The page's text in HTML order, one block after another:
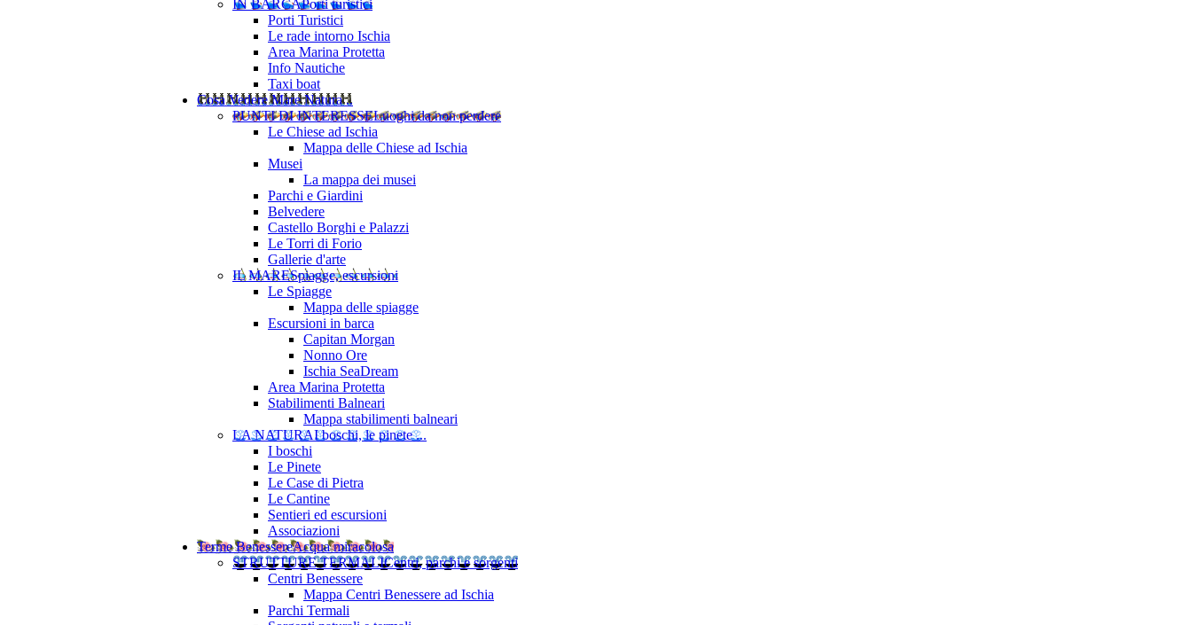
IN BARCAPorti turistici
Porti Turistici
Le rade intorno Ischia
Area Marina Protetta
Info Nautiche
Taxi boat
Cosa VedereMare Natura ..
PUNTI DI INTERESSELuoghi da non perdere
Le Chiese ad Ischia
Mappa delle Chiese ad Ischia
Musei
La mappa dei musei
Parchi e Giardini
Belvedere
Castello Borghi e Palazzi
Le Torri di Forio
Gallerie d'arte
IL MARESpiagge, escursioni
Le Spiagge
Mappa delle spiagge
Escursioni in barca
Capitan Morgan
Nonno Ore
Ischia SeaDream
Area Marina Protetta
Stabilimenti Balneari
Mappa stabilimenti balneari
LA NATURAI boschi, le pinete ...
I boschi
Le Pinete
Le Case di Pietra
Le Cantine
Sentieri ed escursioni
Associazioni
Terme BenessereAcqua miracolosa
STRUTTURE TERMALICentri, parchi e sorgenti
Centri Benessere
Mappa Centri Benessere ad Ischia
Parchi Termali